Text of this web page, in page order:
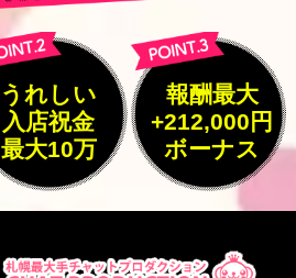
うれしい
入店祝金
最大10万
報酬最大
+212,000円
ボーナス